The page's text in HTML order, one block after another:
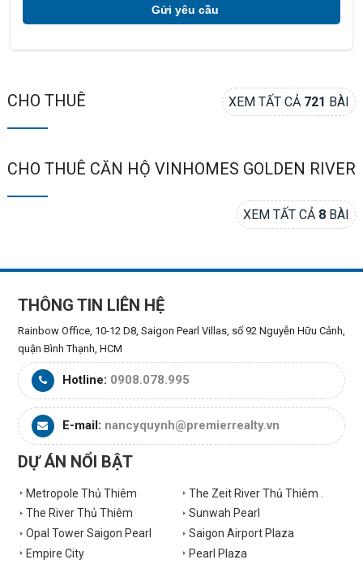
CHO THUÊ XEM TẤT CẢ 721 BÀI
CHO THUÊ CĂN HỘ VINHOMES GOLDEN RIVER
XEM TẤT CẢ 8 BÀI
THÔNG TIN LIÊN HỆ
Rainbow Office, 10-12 D8, Saigon Pearl Villas, số 92 Nguyễn Hữu Cảnh,
quận Bình Thạnh, HCM
Hotline: 0908.078.995
E-mail: nancyquynh@premierrealty.vn
DỰ ÁN NỔI BẬT
Metropole Thủ Thiêm
The Zeit River Thủ Thiêm .
The River Thủ Thiêm
Sunwah Pearl
Opal Tower Saigon Pearl
Saigon Airport Plaza
Empire City
Pearl Plaza